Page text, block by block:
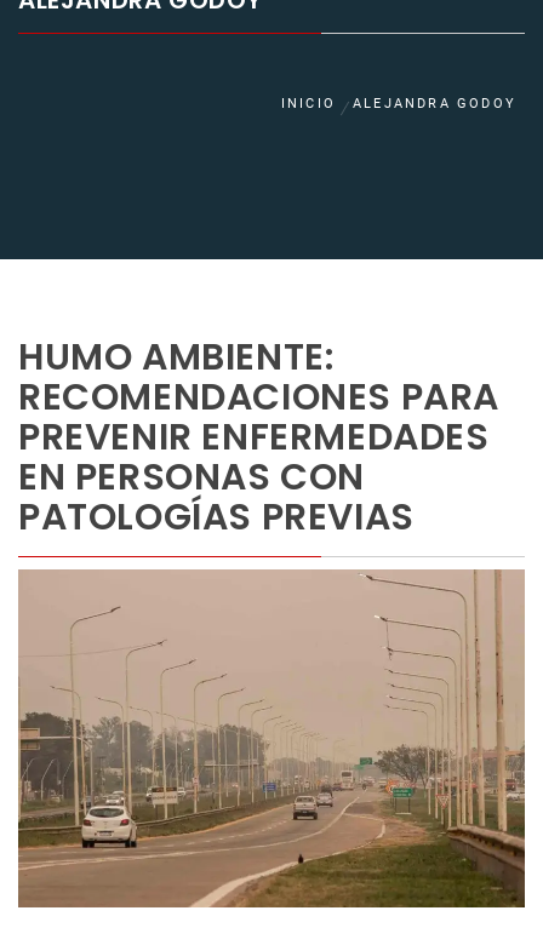
INICIO ALEJANDRA GODOY
HUMO AMBIENTE:
RECOMENDACIONES PARA
PREVENIR ENFERMEDADES
EN PERSONAS CON
PATOLOGÍAS PREVIAS